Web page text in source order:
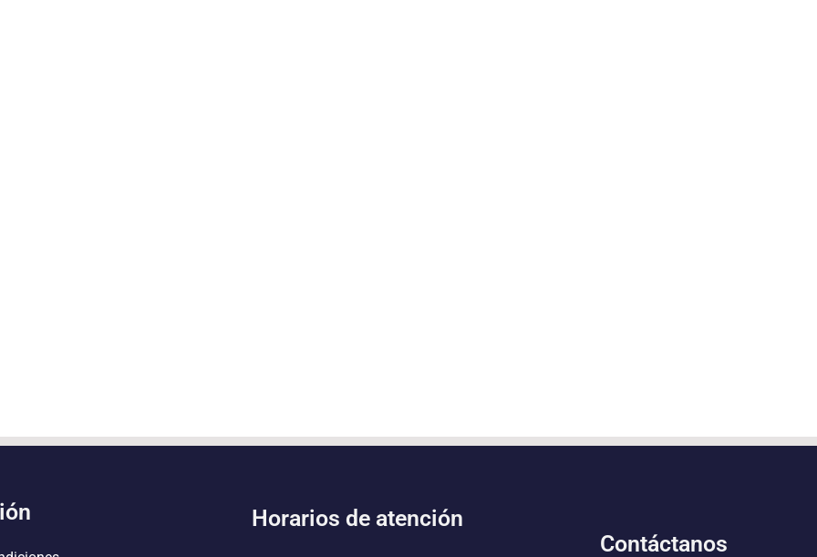
Horarios de atención
Contáctanos